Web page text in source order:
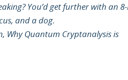
You’d get further with an
and a dog.
Why Quantum Cryptanalysis is